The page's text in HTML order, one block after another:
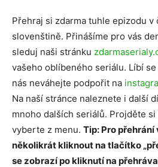
Přehraj si zdarma tuhle epizodu v
slovenštině. Přinášíme pro vás
sleduj naši stránku
vašeho oblíbeného seriálu. Líbí se
nás neváhejte podpořit na
Na naší stránce naleznete i další
mnoho dalších seriálů. Projděte
vyberte z menu. Tip: Pro přehrání
několikrát kliknout na tlačítko
se zobrazí po kliknutí na